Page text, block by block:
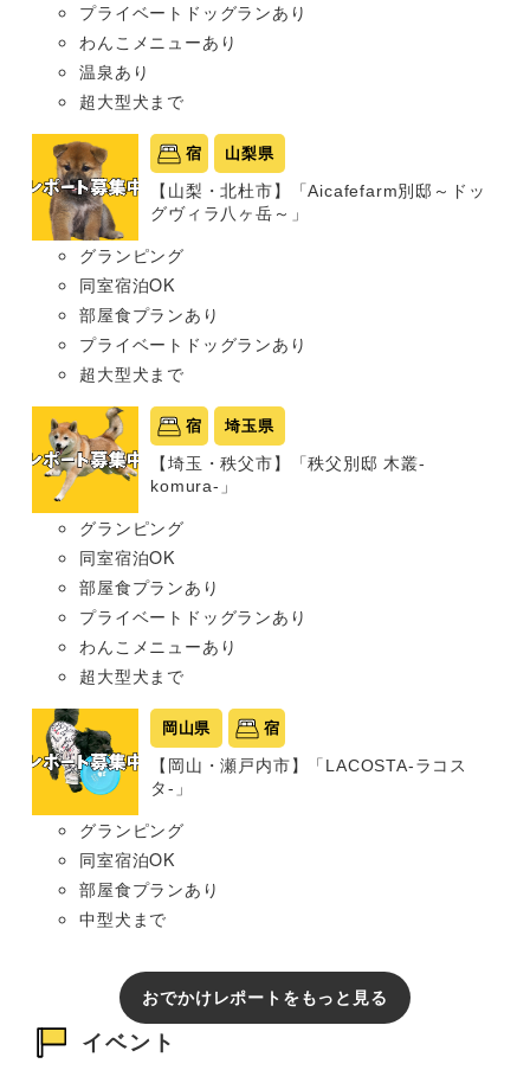
プライベートドッグランあり
わんこメニューあり
温泉あり
超大型犬まで
宿 山梨県
【山梨・北杜市】「Aicafefarm別邸～ドッ
グヴィラ八ヶ岳～」
グランピング
同室宿泊OK
部屋食プランあり
プライベートドッグランあり
超大型犬まで
宿 埼玉県
【埼玉・秩父市】「秩父別邸 木叢-
komura-」
グランピング
同室宿泊OK
部屋食プランあり
プライベートドッグランあり
わんこメニューあり
超大型犬まで
岡山県 宿
【岡山・瀬戸内市】「LACOSTA-ラコス
タ-」
グランピング
同室宿泊OK
部屋食プランあり
中型犬まで
おでかけレポートをもっと見る
イベント